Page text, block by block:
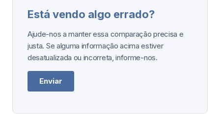
Está vendo algo errado?
Ajude-nos a manter essa comparação precisa e
justa. Se alguma informação acima estiver
desatualizada ou incorreta, informe-nos.
Enviar